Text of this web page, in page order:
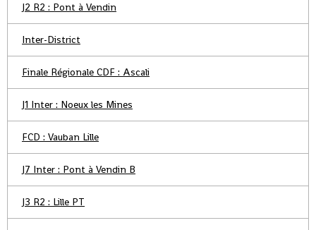
J2 R2 : Pont à Vendin
Inter-District
Finale Régionale CDF : Ascali
J1 Inter : Noeux les Mines
FCD : Vauban Lille
J7 Inter : Pont à Vendin B
J3 R2 : Lille PT